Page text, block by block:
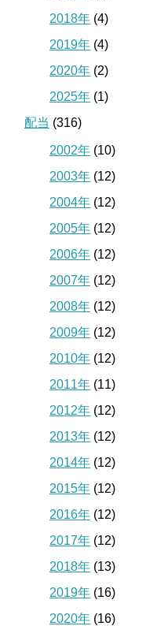
2018年 (4)
2019年 (4)
2020年 (2)
2025年 (1)
配当 (316)
2002年 (10)
2003年 (12)
2004年 (12)
2005年 (12)
2006年 (12)
2007年 (12)
2008年 (12)
2009年 (12)
2010年 (12)
2011年 (11)
2012年 (12)
2013年 (12)
2014年 (12)
2015年 (12)
2016年 (12)
2017年 (12)
2018年 (13)
2019年 (16)
2020年 (16)